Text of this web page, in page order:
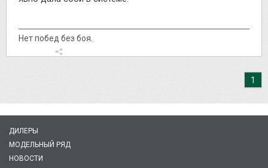
Нет побед без боя.
1
ДИЛЕРЫ
МОДЕЛЬНЫЙ РЯД
НОВОСТИ